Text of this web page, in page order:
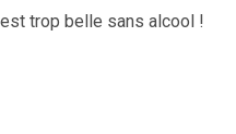
trop belle sans alcool !